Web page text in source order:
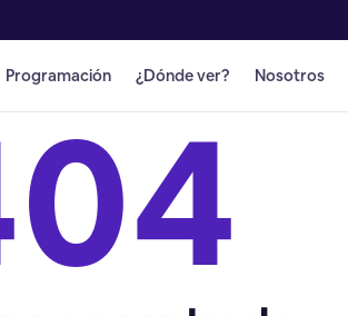
Programación ¿Dónde ver? Nosotros